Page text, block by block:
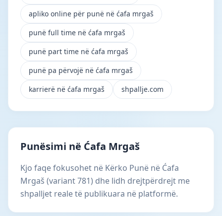
apliko online për punë në ćafa mrgaš
punë full time në ćafa mrgaš
punë part time në ćafa mrgaš
punë pa përvojë në ćafa mrgaš
karrierë në ćafa mrgaš
shpallje.com
Punësimi në Ćafa Mrgaš
Kjo faqe fokusohet në Kërko Punë në Ćafa
Mrgaš (variant 781) dhe lidh drejtpërdrejt me
shpalljet reale të publikuara në platformë.